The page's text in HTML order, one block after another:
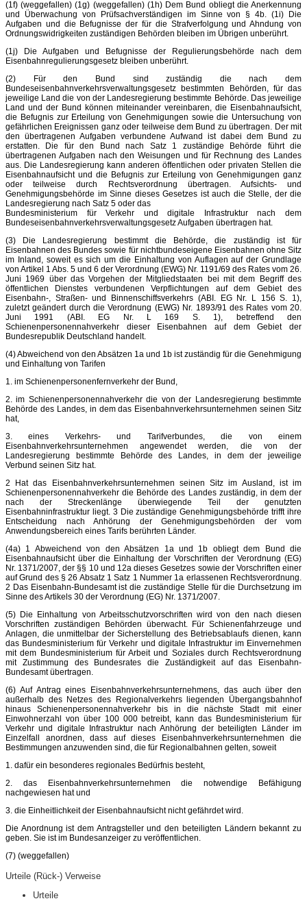
(1f) (weggefallen) (1g) (weggefallen) (1h) Dem Bund obliegt die Anerkennung
und Überwachung von Prüfsachverständigen im Sinne von § 4b. (1i) Die
Aufgaben und die Befugnisse der für die Strafverfolgung und Ahndung von
Ordnungswidrigkeiten zuständigen Behörden bleiben im Übrigen unberührt.
(1j) Die Aufgaben und Befugnisse der Regulierungsbehörde nach dem
Eisenbahnregulierungsgesetz bleiben unberührt.
(2) Für den Bund sind zuständig die nach dem
Bundeseisenbahnverkehrsverwaltungsgesetz bestimmten Behörden, für das
jeweilige Land die von der Landesregierung bestimmte Behörde. Das jeweilige
Land und der Bund können miteinander vereinbaren, die Eisenbahnaufsicht,
die Befugnis zur Erteilung von Genehmigungen sowie die Untersuchung von
gefährlichen Ereignissen ganz oder teilweise dem Bund zu übertragen. Der mit
den übertragenen Aufgaben verbundene Aufwand ist dabei dem Bund zu
erstatten. Die für den Bund nach Satz 1 zuständige Behörde führt die
übertragenen Aufgaben nach den Weisungen und für Rechnung des Landes
aus. Die Landesregierung kann anderen öffentlichen oder privaten Stellen die
Eisenbahnaufsicht und die Befugnis zur Erteilung von Genehmigungen ganz
oder teilweise durch Rechtsverordnung übertragen. Aufsichts- und
Genehmigungsbehörde im Sinne dieses Gesetzes ist auch die Stelle, der die
Landesregierung nach Satz 5 oder das
Bundesministerium für Verkehr und digitale Infrastruktur nach dem
Bundeseisenbahnverkehrsverwaltungsgesetz Aufgaben übertragen hat.
(3) Die Landesregierung bestimmt die Behörde, die zuständig ist für
Eisenbahnen des Bundes sowie für nichtbundeseigene Eisenbahnen ohne Sitz
im Inland, soweit es sich um die Einhaltung von Auflagen auf der Grundlage
von Artikel 1 Abs. 5 und 6 der Verordnung (EWG) Nr. 1191/69 des Rates vom 26.
Juni 1969 über das Vorgehen der Mitgliedstaaten bei mit dem Begriff des
öffentlichen Dienstes verbundenen Verpflichtungen auf dem Gebiet des
Eisenbahn-, Straßen- und Binnenschiffsverkehrs (ABI. EG Nr. L 156 S. 1),
zuletzt geändert durch die Verordnung (EWG) Nr. 1893/91 des Rates vom 20.
Juni 1991 (ABI. EG Nr. L 169 S. 1), betreffend den
Schienenpersonennahverkehr dieser Eisenbahnen auf dem Gebiet der
Bundesrepublik Deutschland handelt.
(4) Abweichend von den Absätzen 1a und 1b ist zuständig für die Genehmigung
und Einhaltung von Tarifen
1. im Schienenpersonenfernverkehr der Bund,
2. im Schienenpersonennahverkehr die von der Landesregierung bestimmte
Behörde des Landes, in dem das Eisenbahnverkehrsunternehmen seinen Sitz
hat,
3. eines Verkehrs- und Tarifverbundes, die von einem
Eisenbahnverkehrsunternehmen angewendet werden, die von der
Landesregierung bestimmte Behörde des Landes, in dem der jeweilige
Verbund seinen Sitz hat.
2 Hat das Eisenbahnverkehrsunternehmen seinen Sitz im Ausland, ist im
Schienenpersonennahverkehr die Behörde des Landes zuständig, in dem der
nach der Streckenlänge überwiegende Teil der genutzten
Eisenbahninfrastruktur liegt. 3 Die zuständige Genehmigungsbehörde trifft ihre
Entscheidung nach Anhörung der Genehmigungsbehörden der vom
Anwendungsbereich eines Tarifs berührten Länder.
(4a) 1 Abweichend von den Absätzen 1a und 1b obliegt dem Bund die
Eisenbahnaufsicht über die Einhaltung der Vorschriften der Verordnung (EG)
Nr. 1371/2007, der §§ 10 und 12a dieses Gesetzes sowie der Vorschriften einer
auf Grund des § 26 Absatz 1 Satz 1 Nummer 1a erlassenen Rechtsverordnung.
2 Das Eisenbahn-Bundesamt ist die zuständige Stelle für die Durchsetzung im
Sinne des Artikels 30 der Verordnung (EG) Nr. 1371/2007.
(5) Die Einhaltung von Arbeitsschutzvorschriften wird von den nach diesen
Vorschriften zuständigen Behörden überwacht. Für Schienenfahrzeuge und
Anlagen, die unmittelbar der Sicherstellung des Betriebsablaufs dienen, kann
das Bundesministerium für Verkehr und digitale Infrastruktur im Einvernehmen
mit dem Bundesministerium für Arbeit und Soziales durch Rechtsverordnung
mit Zustimmung des Bundesrates die Zuständigkeit auf das Eisenbahn-
Bundesamt übertragen.
(6) Auf Antrag eines Eisenbahnverkehrsunternehmens, das auch über den
außerhalb des Netzes des Regionalverkehrs liegenden Übergangsbahnhof
hinaus Schienenpersonennahverkehr bis in die nächste Stadt mit einer
Einwohnerzahl von über 100 000 betreibt, kann das Bundesministerium für
Verkehr und digitale Infrastruktur nach Anhörung der beteiligten Länder im
Einzelfall anordnen, dass auf dieses Eisenbahnverkehrsunternehmen die
Bestimmungen anzuwenden sind, die für Regionalbahnen gelten, soweit
1. dafür ein besonderes regionales Bedürfnis besteht,
2. das Eisenbahnverkehrsunternehmen die notwendige Befähigung
nachgewiesen hat und
3. die Einheitlichkeit der Eisenbahnaufsicht nicht gefährdet wird.
Die Anordnung ist dem Antragsteller und den beteiligten Ländern bekannt zu
geben. Sie ist im Bundesanzeiger zu veröffentlichen.
(7) (weggefallen)
Urteile (Rück-) Verweise
Urteile